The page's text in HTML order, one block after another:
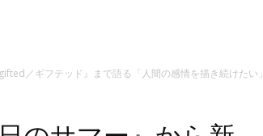
／ギフテッド』まで語る「人間の感情を描き続けたい」